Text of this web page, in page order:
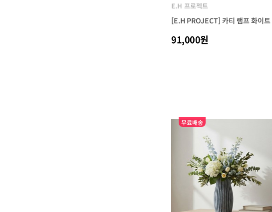
E.H 프로젝트
[E.H PROJECT] 카티 램프 화이트
91,000원
무료배송